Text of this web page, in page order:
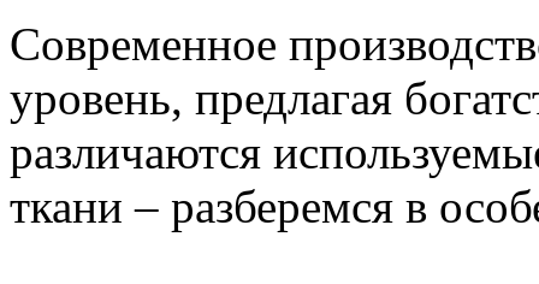
Современное
уровень, предлагая
различаются
ткани – разберемся в